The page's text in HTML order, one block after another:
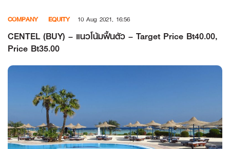
content
COMPANY EQUITY 10 Aug 2021, 16:56
CENTEL (BUY) – แนวโน้มฟื้นตัว – Target Price Bt40.00,
Price Bt35.00